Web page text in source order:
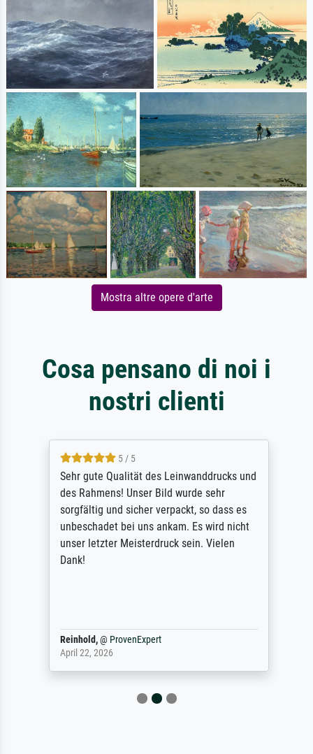
Mostra altre opere d'arte
Cosa pensano di noi i
nostri clienti
5 / 5
Sehr gute Qualität des Leinwanddrucks und
des Rahmens! Unser Bild wurde sehr
sorgfältig und sicher verpackt, so dass es
unbeschadet bei uns ankam. Es wird nicht
unser letzter Meisterdruck sein. Vielen
Dank!
Reinhold,@ ProvenExpert
April 22, 2026